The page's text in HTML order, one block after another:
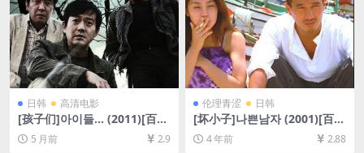
日韩 高清电影
[孩子们]아이들… (2011)[百度
网盘+夸克网盘1080P超清未
删减资源][网盘在线播放/下
5 月前 2.9
伦理青涩 日韩
[坏小子]나쁜남자 (2001)[百度
网盘+迅雷云盘资源1080P超
清未删减][MP4/6.6GB][韩语
4 年前 2.88